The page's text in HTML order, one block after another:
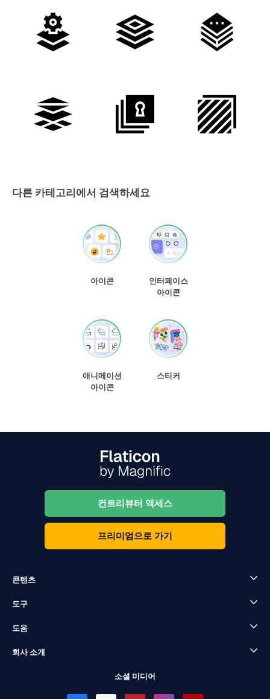
다른 카테고리에서 검색하세요
아이콘
인터페이스
아이콘
애니메이션
아이콘
스티커
컨트리뷰터 액세스
프리미엄으로 가기
콘텐츠
도구
도움
회사 소개
소셜 미디어